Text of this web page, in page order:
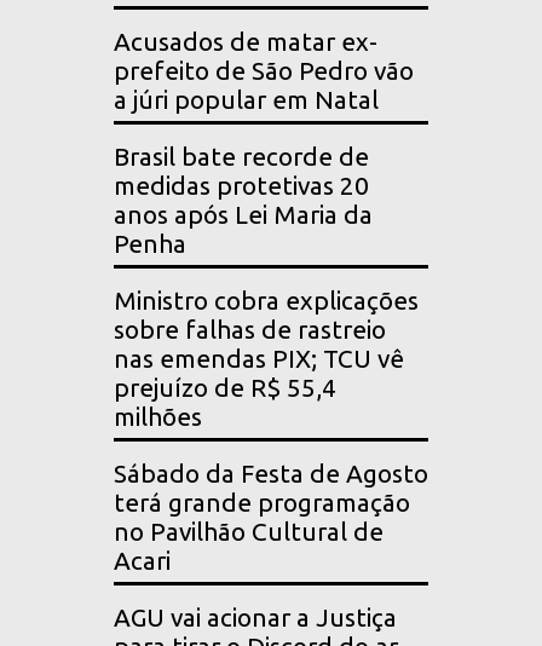
Acusados de matar ex-
prefeito de São Pedro vão
a júri popular em Natal
Brasil bate recorde de
medidas protetivas 20
anos após Lei Maria da
Penha
Ministro cobra explicações
sobre falhas de rastreio
nas emendas PIX; TCU vê
prejuízo de R$ 55,4
milhões
Sábado da Festa de Agosto
terá grande programação
no Pavilhão Cultural de
Acari
AGU vai acionar a Justiça